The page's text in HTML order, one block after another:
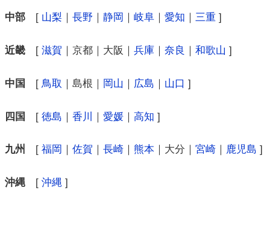
中部 [ 山梨 ｜ 長野 ｜ 静岡 ｜ 岐阜 ｜ 愛知 ｜ 三重 ]
近畿 [ 滋賀 ｜京都｜大阪｜ 兵庫 ｜ 奈良 ｜ 和歌山 ]
中国 [ 鳥取 ｜島根｜ 岡山 ｜ 広島 ｜ 山口 ]
四国 [ 徳島 ｜ 香川 ｜ 愛媛 ｜ 高知 ]
九州 [ 福岡 佐賀 長崎 熊本 ｜大分｜ 宮崎 鹿児島 ]
沖縄 [ 沖縄 ]